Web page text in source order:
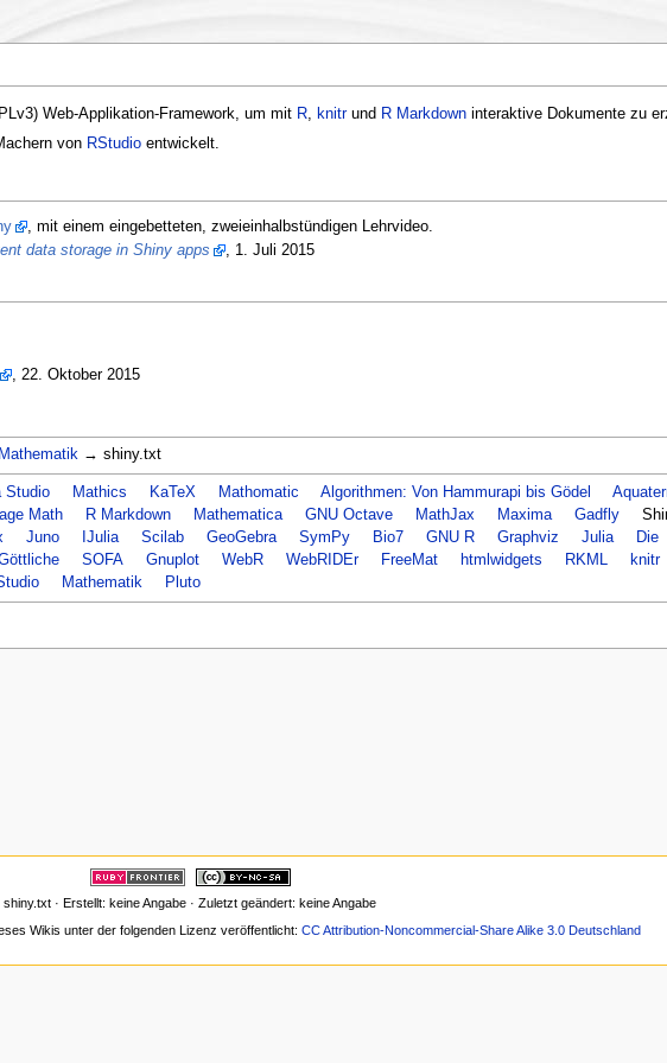
Web-Applikation-Framework, um mit R, knitrund R Markdowninteraktive Dokumente zu
von RStudioentwickelt.
, mit einem eingebetteten, zweieinhalbstündigen Lehrvideo.
data storage in Shiny apps , 1. Juli 2015
, 22. Oktober 2015
Mathematik→ shiny.txt
Studio Mathics KaTeX Mathomatic Algorithmen: Von Hammurapi bis Gödel
Math R Markdown Mathematica GNU Octave MathJax Maxima Gadfly
Juno IJulia Scilab GeoGebra SymPy Bio7 GNU R Graphviz Julia
Die
SOFA Gnuplot WebR WebRIDEr FreeMat htmlwidgets RKML
knitr
Mathematik Pluto
shiny.txt · Erstellt: keine Angabe · Zuletzt geändert: keine Angabe
Wikis unter der folgenden Lizenz veröffentlicht: CC Attribution-Noncommercial-Share Alike 3.0 Deutschland